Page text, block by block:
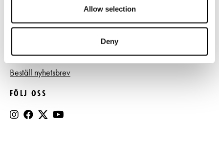
Allow selection
Deny
BESTÄLL NYHETSBREV
Beställ nyhetsbrev
FÖLJ OSS